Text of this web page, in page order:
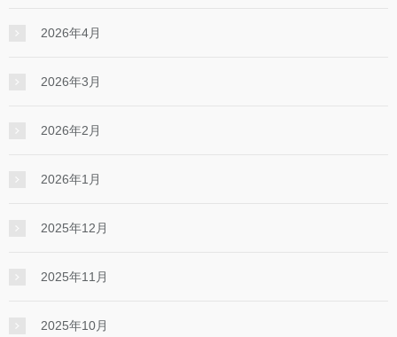
2026年4月
2026年3月
2026年2月
2026年1月
2025年12月
2025年11月
2025年10月